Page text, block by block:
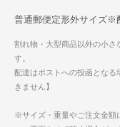
普通郵便定形外サイズ※
割れ物・大型商品以外の小
す。
配達はポストへの投函となる
きません】
※サイズ・重量やご注文金額